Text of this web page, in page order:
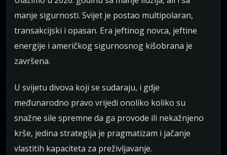
manje sigurnosti. Svijet je postao multipolaran,
transakcijski i opasan. Era jeftinog novca, jeftine
energije i američkog sigurnosnog kišobrana je
završena.
U svijetu divova koji se sudaraju, i gdje
međunarodno pravo vrijedi onoliko koliko su
snažne sile spremne da ga provode ili nekažnjeno
krše, jedina strategija je pragmatizam i jačanje
vlastitih kapaciteta za preživljavanje.